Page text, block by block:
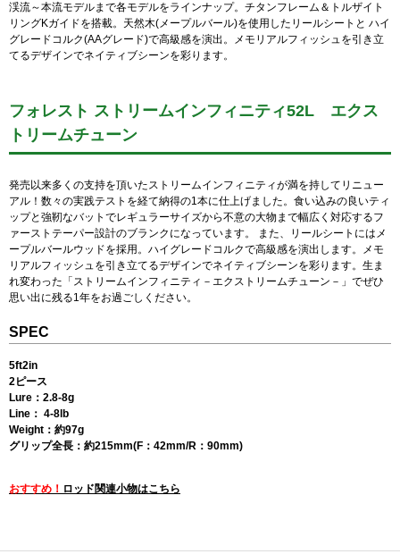
渓流～本流モデルまで各モデルをラインナップ。チタンフレーム＆トルザイト
リングKガイドを搭載。天然木(メープルバール)を使用したリールシートと ハイ
グレードコルク(AAグレード)で高級感を演出。メモリアルフィッシュを引き立
てるデザインでネイティブシーンを彩ります。
フォレスト ストリームインフィニティ52L エクス
トリームチューン
発売以来多くの支持を頂いたストリームインフィニティが満を持してリニュー
アル！数々の実践テストを経て納得の1本に仕上げました。食い込みの良いティ
ップと強靭なバットでレギュラーサイズから不意の大物まで幅広く対応するフ
ァーストテーパー設計のブランクになっています。 また、リールシートにはメ
ープルバールウッドを採用。ハイグレードコルクで高級感を演出します。メモ
リアルフィッシュを引き立てるデザインでネイティブシーンを彩ります。生ま
れ変わった「ストリームインフィニティ－エクストリームチューン－」でぜひ
思い出に残る1年をお過ごしください。
SPEC
5ft2in
2ピース
Lure：2.8-8g
Line： 4-8lb
Weight：約97g
グリップ全長：約215mm(F：42mm/R：90mm)
おすすめ！ ロッド関連小物はこちら